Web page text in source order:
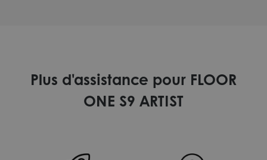
Plus d'assistance pour FLOOR
ONE S9 ARTIST